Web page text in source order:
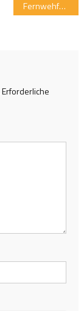
Fernwehfeeling mit gutem ökologischen Fußabdruck in Tirol
Erforderliche